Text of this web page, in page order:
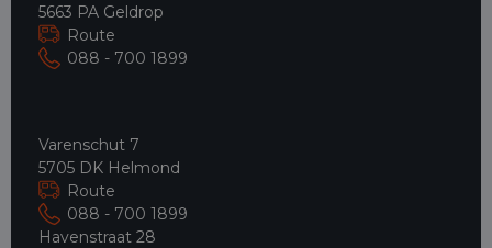
5663 PA Geldrop
Route
088 - 700 1899
Varenschut 7
5705 DK Helmond
Route
088 - 700 1899
Havenstraat 28